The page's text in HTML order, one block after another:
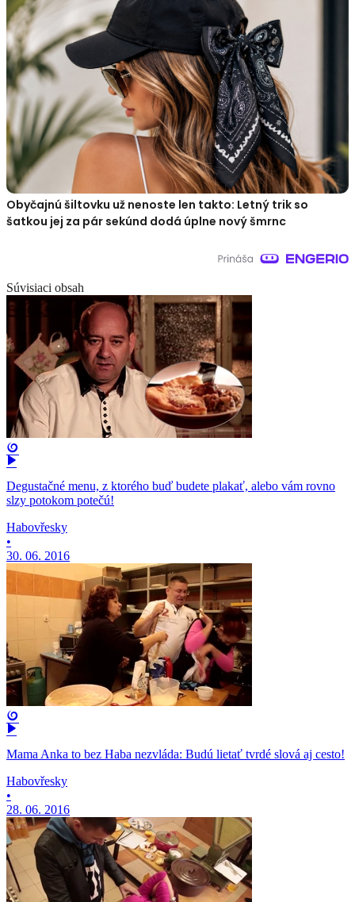
Obyčajnú šiltovku už nenoste len takto: Letný trik so
šatkou jej za pár sekúnd dodá úplne nový šmrnc
Súvisiaci obsah
Degustačné menu, z ktorého buď budete plakať, alebo vám rovno
slzy potokom potečú!
Habovřesky
•
30. 06. 2016
Mama Anka to bez Haba nezvláda: Budú lietať tvrdé slová aj cesto!
Habovřesky
•
28. 06. 2016